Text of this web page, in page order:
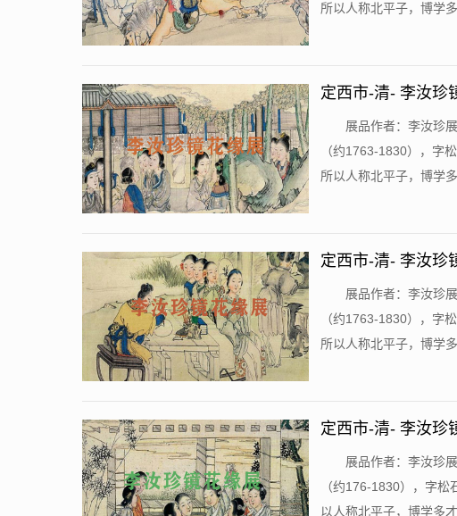
所以人称北平子，博学
定西市-清- 李汝珍
展品作者：李汝珍
（约1763-1830），字
所以人称北平子，博学
定西市-清- 李汝珍
展品作者：李汝珍
（约1763-1830），字
所以人称北平子，博学
定西市-清- 李汝珍
展品作者：李汝珍
（约176-1830），字
以人称北平子，博学多